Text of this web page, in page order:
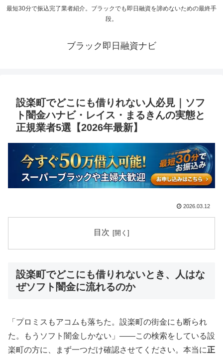
最短30分で振込完了業者紹介。ブラックでも即日融資を諦めないための最終手
段。
ブラック即日融資ナビ
設楽町でどこにも借りれない人必見｜ソフ
ト闇金ハナビ・レイス・まるきんの実態と
正規業者5選【2026年最新】
2026.03.12
目次
設楽町でどこにも借りれないとき、人はな
ぜソフト闇金に流れるのか
「プロミスもアコムも落ちた。設楽町の街金にも断られ
た。もうソフト闇金しかない」——この検索をしている設
楽町の方に、まず一つだけ確認させてください。本当に正